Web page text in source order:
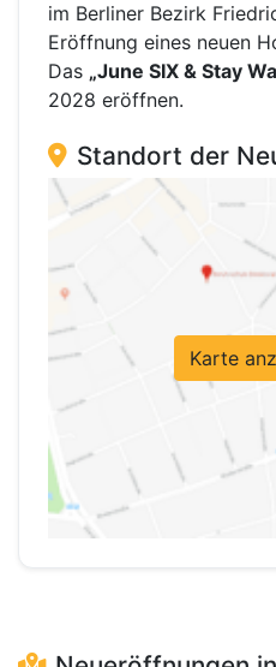
im Berliner Bezirk
Eröffnung eines neuen
Das „June SIX & Stay
2028 eröffnen.
Standort der
Karte